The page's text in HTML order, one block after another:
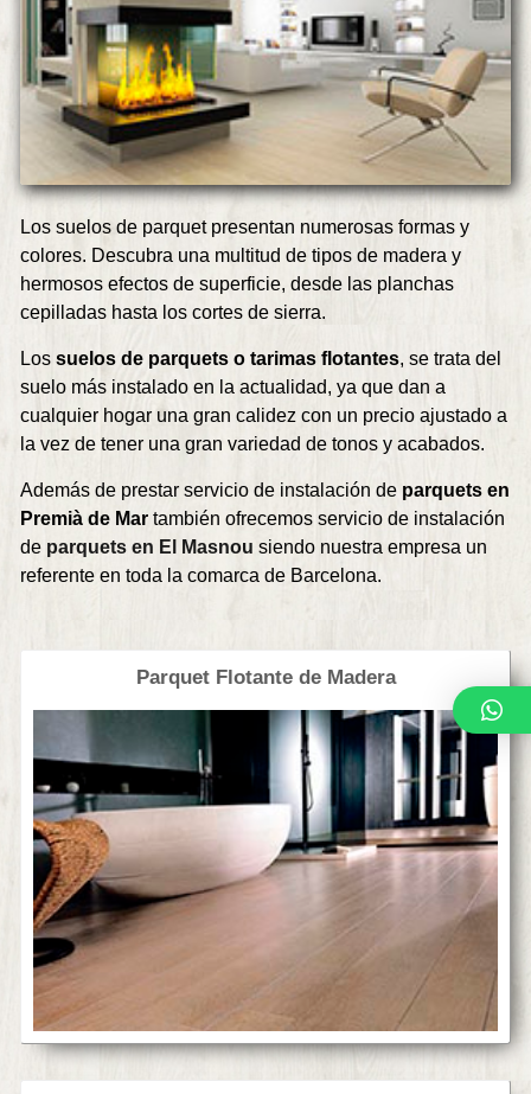
Los suelos de parquet presentan numerosas formas y
colores. Descubra una multitud de tipos de madera y
hermosos efectos de superficie, desde las planchas
cepilladas hasta los cortes de sierra.
Los suelos de parquets o tarimas flotantes, se trata del
suelo más instalado en la actualidad, ya que dan a
cualquier hogar una gran calidez con un precio ajustado a
la vez de tener una gran variedad de tonos y acabados.
Además de prestar servicio de instalación de parquets en
Premià de Mar también ofrecemos servicio de instalación
de parquets en El Masnou siendo nuestra empresa un
referente en toda la comarca de Barcelona.
Parquet Flotante de Madera